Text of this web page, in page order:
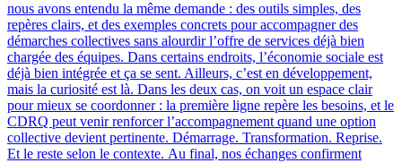
nous avons entendu la même demande : des outils simples, des
repères clairs, et des exemples concrets pour accompagner des
démarches collectives sans alourdir l’offre de services déjà bien
chargée des équipes. Dans certains endroits, l’économie sociale est
déjà bien intégrée et ça se sent. Ailleurs, c’est en développement,
mais la curiosité est là. Dans les deux cas, on voit un espace clair
pour mieux se coordonner : la première ligne repère les besoins, et le
CDRQ peut venir renforcer l’accompagnement quand une option
collective devient pertinente. Démarrage. Transformation. Reprise.
Et le reste selon le contexte. Au final, nos échanges confirment